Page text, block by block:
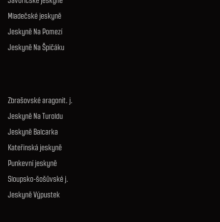
Mladečské jeskyně
Jeskyně Na Pomezí
Jeskyně Na Špičáku
Zbrašovské aragonit. j.
Jeskyně Na Turoldu
Jeskyně Balcarka
Kateřinská jeskyně
Punkevní jeskyně
Sloupsko-šošůvské j.
Jeskyně Výpustek